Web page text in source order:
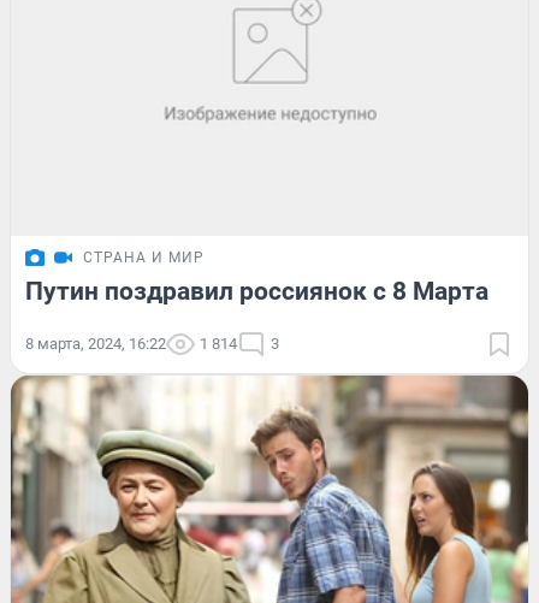
СТРАНА И МИР
Путин поздравил россиянок с 8 Марта
8 марта, 2024, 16:22 1 814 3